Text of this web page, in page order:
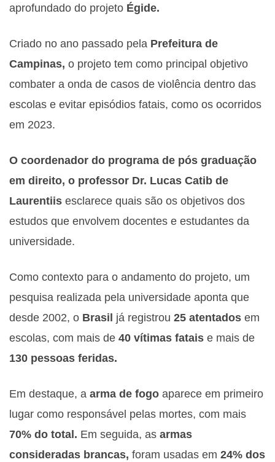
aprofundado do projeto Égide.
Criado no ano passado pela Prefeitura de
Campinas, o projeto tem como principal objetivo
combater a onda de casos de violência dentro das
escolas e evitar episódios fatais, como os ocorridos
em 2023.
O coordenador do programa de pós graduação
em direito, o professor Dr. Lucas Catib de
Laurentiis esclarece quais são os objetivos dos
estudos que envolvem docentes e estudantes da
universidade.
Como contexto para o andamento do projeto, um
pesquisa realizada pela universidade aponta que
desde 2002, o Brasil já registrou 25 atentados em
escolas, com mais de 40 vítimas fatais e mais de
130 pessoas feridas.
Em destaque, a arma de fogo aparece em primeiro
lugar como responsável pelas mortes, com mais
70% do total. Em seguida, as armas
consideradas brancas, foram usadas em 24% dos